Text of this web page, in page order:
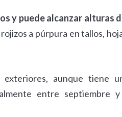
y puede alcanzar alturas
a púrpura en tallos,
aunque tiene
entre septiembre